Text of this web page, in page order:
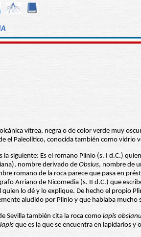
vítrea, negra o de color verde muy
el Paleolítico, conocida también como vidrio
la siguiente: Es el romano Plinio (s. I d.C.)
nombre derivado de Obsius, nombre de
romano de la roca parece que pasa en
Arriano de Nicomedia (s. II d.C.) que
quien lo dé y lo explique. De hecho el propio
aludido por Plinio y que hablaba mucho
Sevilla también cita la roca como lapis
que es la que se encuentra en lapidarios y